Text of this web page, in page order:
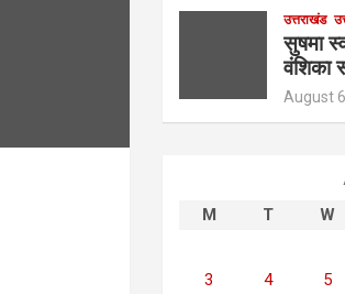
उत्तराखंड
सुषमा
वंशिका
August
M T W
3
4 5